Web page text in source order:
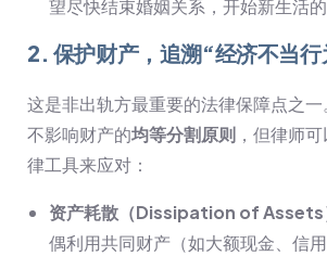
望尽快结束婚姻关系，开始新生活的
2. 保护财产，追溯“经济不当行
这是非出轨方最重要的法律保障点之
不影响财产的均等分割原则 ，但律师
律工具来应对：
资产耗散（Dissipation of Assets
偶利用共同财产（如大额现金、信